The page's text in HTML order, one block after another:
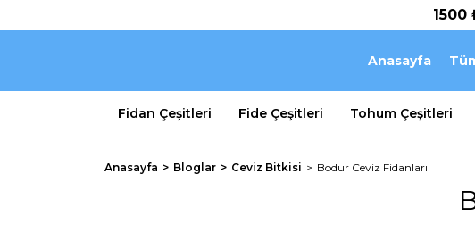
1500
Anasayfa
Fidan Çeşitleri Fide Çeşitleri Tohum Çeşitleri
Anasayfa Bloglar Ceviz Bitkisi Bodur Ceviz Fidanları